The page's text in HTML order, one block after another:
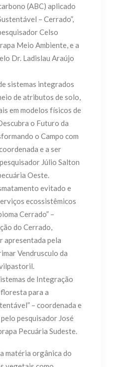
(ABC) aplicado
– Cerrado”,
Celso
Meio Ambiente, e a
Dr. Ladislau Araújo
sistemas integrados
de atributos de solo,
em modelos físicos de
o Futuro da
o Campo com
e a ser
Júlio Salton
Oeste.
evitado e
ecossistêmicos
Cerrado” –
do Cerrado,
apresentada pela
Vendrusculo da
de Integração
para a
– coordenada e
pesquisador José
Pecuária Sudeste.
matéria orgânica do